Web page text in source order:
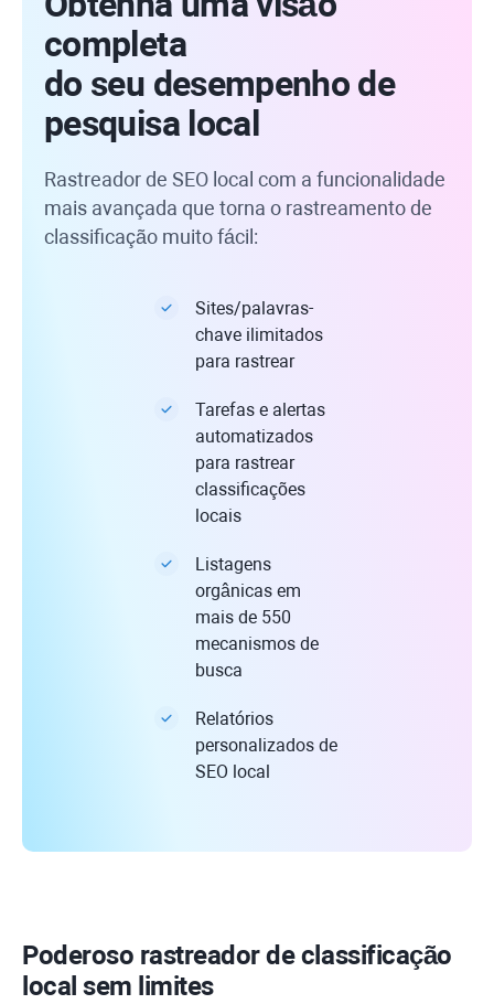
completa
do seu desempenho de
pesquisa local
Rastreador de SEO local com a funcionalidade
mais avançada que torna o rastreamento de
classificação muito fácil:
Sites/palavras-
chave ilimitados
para rastrear
Tarefas e alertas
automatizados
para rastrear
classificações
locais
Listagens
orgânicas em
mais de 550
mecanismos de
busca
Relatórios
personalizados de
SEO local
Poderoso rastreador de classificação
local sem limites